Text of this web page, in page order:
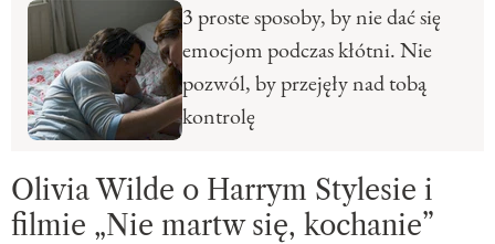
3 proste sposoby, by nie dać się
emocjom podczas kłótni. Nie
pozwól, by przejęły nad tobą
kontrolę
Olivia Wilde o Harrym Stylesie i
filmie „Nie martw się, kochanie”